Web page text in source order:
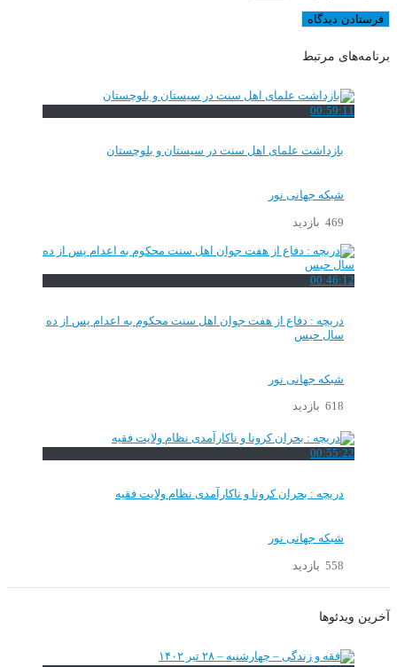
برنامه‌های مرتبط
00:59:11
بازداشت علمای اهل سنت در سیستان و بلوچستان
شبکه جهانی نور
469 بازدید
00:46:12
دریچه : دفاع از هفت جوان اهل سنت محکوم به اعدام پس از ده
سال حبس
شبکه جهانی نور
618 بازدید
00:55:22
دریچه : بحران کرونا و ناکارآمدی نظام ولایت فقیه
شبکه جهانی نور
558 بازدید
آخرین ویدئوها